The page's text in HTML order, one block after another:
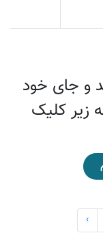
و جای خود
زیر کلیک
‹